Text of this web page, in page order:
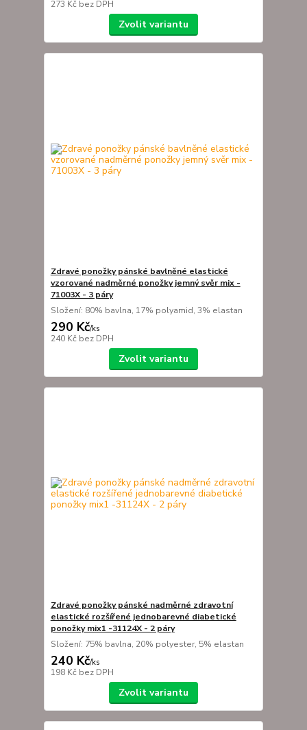
273 Kč bez DPH
Zvolit variantu
Zdravé ponožky pánské bavlněné elastické
vzorované nadměrné ponožky jemný svěr mix -
71003X - 3 páry
Složení: 80% bavlna, 17% polyamid, 3% elastan
290 Kč/ks
240 Kč bez DPH
Zvolit variantu
Zdravé ponožky pánské nadměrné zdravotní
elastické rozšířené jednobarevné diabetické
ponožky mix1 -31124X - 2 páry
Složení: 75% bavlna, 20% polyester, 5% elastan
240 Kč/ks
198 Kč bez DPH
Zvolit variantu